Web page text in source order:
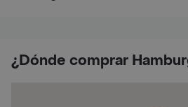
¿Dónde comprar